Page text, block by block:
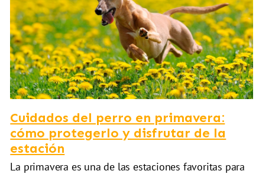
Cuidados del perro en primavera:
cómo protegerlo y disfrutar de la
estación
La primavera es una de las estaciones favoritas para